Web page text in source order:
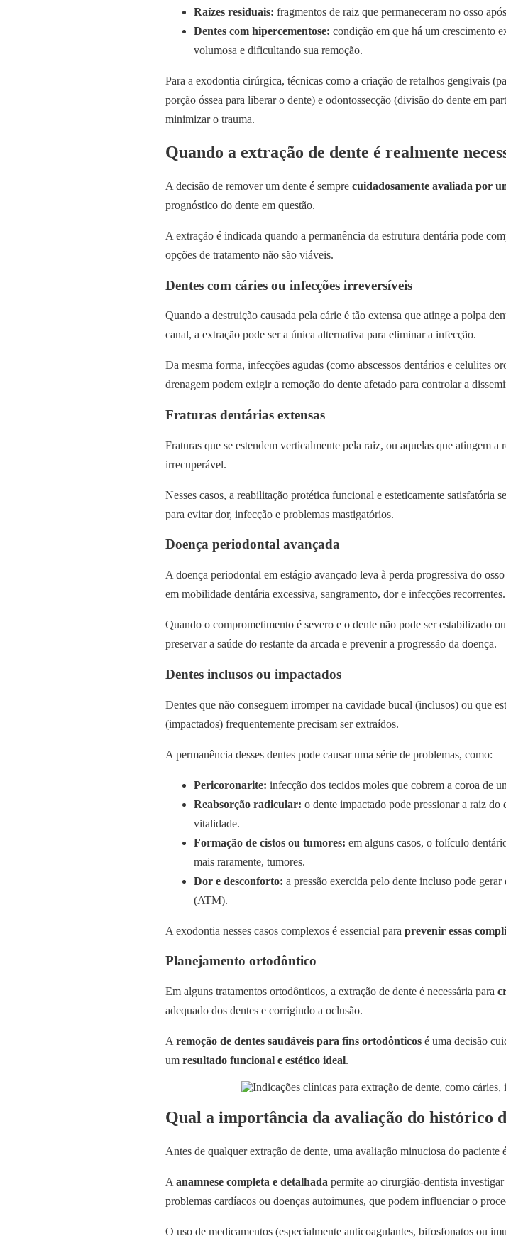
Raízes residuais: fragmentos de raiz que permaneceram no osso
Dentes com hipercementose: condição em que há um crescimento
volumosa e dificultando sua remoção.
Para a exodontia cirúrgica, técnicas como a criação de retalhos gengivais
porção óssea para liberar o dente) e odontossecção (divisão do dente em
minimizar o trauma.
Quando a extração de dente é realmente
A decisão de remover um dente é sempre cuidadosamente avaliada por
prognóstico do dente em questão.
A extração é indicada quando a permanência da estrutura dentária pode
opções de tratamento não são viáveis.
Dentes com cáries ou infecções irreversíveis
Quando a destruição causada pela cárie é tão extensa que atinge a polpa
canal, a extração pode ser a única alternativa para eliminar a infecção.
Da mesma forma, infecções agudas (como abscessos dentários e celulites
drenagem podem exigir a remoção do dente afetado para controlar a
Fraturas dentárias extensas
Fraturas que se estendem verticalmente pela raiz, ou aquelas que atingem
irrecuperável.
Nesses casos, a reabilitação protética funcional e esteticamente satisfatória
para evitar dor, infecção e problemas mastigatórios.
Doença periodontal avançada
A doença periodontal em estágio avançado leva à perda progressiva do
em mobilidade dentária excessiva, sangramento, dor e infecções recorrentes.
Quando o comprometimento é severo e o dente não pode ser estabilizado
preservar a saúde do restante da arcada e prevenir a progressão da doença.
Dentes inclusos ou impactados
Dentes que não conseguem irromper na cavidade bucal (inclusos) ou que
(impactados) frequentemente precisam ser extraídos.
A permanência desses dentes pode causar uma série de problemas, como:
Pericoronarite: infecção dos tecidos moles que cobrem a coroa de
Reabsorção radicular: o dente impactado pode pressionar a raiz
vitalidade.
Formação de cistos ou tumores: em alguns casos, o folículo
mais raramente, tumores.
Dor e desconforto: a pressão exercida pelo dente incluso pode
(ATM).
A exodontia nesses casos complexos é essencial para prevenir essas
Planejamento ortodôntico
Em alguns tratamentos ortodônticos, a extração de dente é necessária para
adequado dos dentes e corrigindo a oclusão.
A remoção de dentes saudáveis para fins ortodônticosé uma decisão
um resultado funcional e estético ideal.
Qual a importância da avaliação do histórico
Antes de qualquer extração de dente, uma avaliação minuciosa do paciente
A anamnese completa e detalhada permite ao cirurgião-dentista
problemas cardíacos ou doenças autoimunes, que podem influenciar o
O uso de medicamentos (especialmente anticoagulantes, bifosfonatos ou